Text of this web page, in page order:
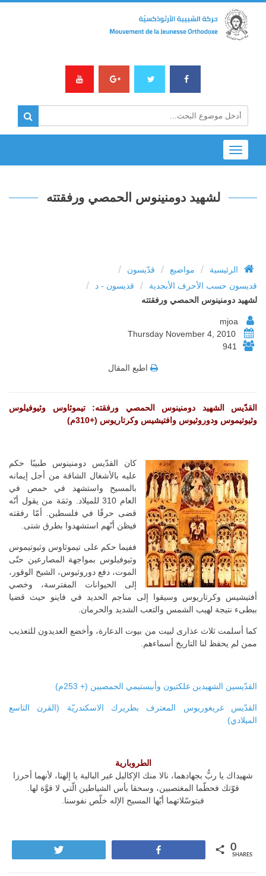
Toggle
navigation
لشهيد دومنينوس الحمصي ورفقتته
الرئيسية / مواضيع / قدّيسون /
قديسون حسب الأحرف الأبجدية / قديسون - د /
لشهيد دومنينوس الحمصي ورفقتته
941
اطبع المقال
القدّيس الشهيد دومنينوس الحمصي ورفقته: تيموثاوس وثيوفيلوس
وثيوتيموس ودوروثيوس وافتيشيس وكرتاريوس (+310م)
كان القدّيس دومنينوس طبيبًا حكم
عليه بالأشغال الشاقة من أجل إيمانه
بالمسيح واستشهد في حمص في
العام 310 للميلاد. وثمَة من يقول أنّه
قضى حرقًا في فلسطين. أمّا رفقته
فيظن أنّهم استشهدوا بطرق شتى.
ففيما حكم على تيموثاوس وثيوتيموس
وثيوفيلوس بمواجهة المصارعين حتّى
الموت، دفع دوروثيوس، الشيخ الوقور،
إلى الحيوانات المفترسة، وخصي
أفتيشيس وكرتاريوس وسيقوا إلى مناجم الحديد في فاينو حيث قضيا
ببطىء نتيجة لهيب الشمس والتعب الشديد والحرمان.
كما أسلمت ثلاث عذارى لبيت من بيوت الدعارة، وأخضع العديدون للتعذيب
ممن لم يحفظ لنا التاريخ أسماءهم.
القدّيسين الشهيدين غلكتيون وأبيستيمي الحمصيين (+ 253م)
القدّيس غريغوريوس المعترف بطريرك الاسكندريّة (القرن التاسع
الميلادي)
الطروبارية
شهيداك يا ربُّ بجهادهما، نالا منك الإكاليل غير البالية يا إلهنا، لأنهما أحرزا
قوّتك فحطّما المغتصبين، وسحقا بأس الشياطين الّتي لا قوَّة لها.
فبتوسّلاتهما أيّها المسيح الإله خلّص نفوسنا.
0
SHARES